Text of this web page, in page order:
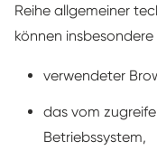
Reihe allgemeiner
können
verwendeter
das vom
Betriebssystem,